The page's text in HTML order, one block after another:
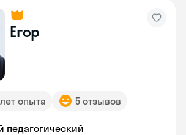
Егор
опыта 5 отзывов
педагогический